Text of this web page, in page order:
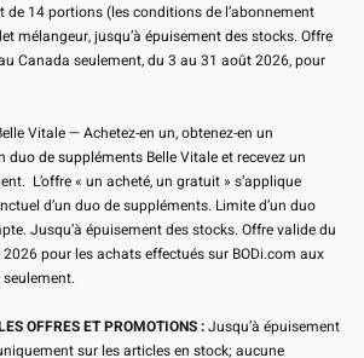
de 14 portions (les conditions de l’abonnement
mélangeur, jusqu’à épuisement des stocks. Offre
Canada seulement, du 3 au 31 août 2026, pour
Vitale — Achetez-en un, obtenez-en un
de suppléments Belle Vitale et recevez un
L’offre « un acheté, un gratuit » s’applique
d’un duo de suppléments. Limite d’un duo
Jusqu’à épuisement des stocks. Offre valide du
pour les achats effectués sur BODi.com aux
OFFRES ET PROMOTIONS :Jusqu’à épuisement
sur les articles en stock; aucune